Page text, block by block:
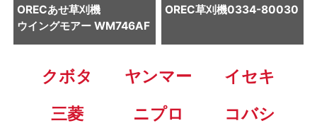
ORECあせ草刈機
ウイングモアー WM746AF
OREC草刈機0334-80030
クボタ ヤンマー
イセキ
三菱
ニプロ コバシ